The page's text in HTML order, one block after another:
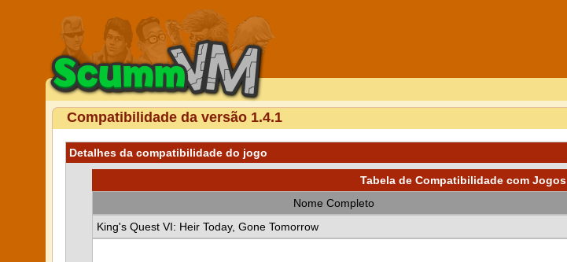
Compatibilidade da versão 1.4.1
Detalhes da compatibilidade do jogo
Tabela de Compatibilidade com Jogos
Nome Completo
King's Quest VI: Heir Today, Gone Tomorrow